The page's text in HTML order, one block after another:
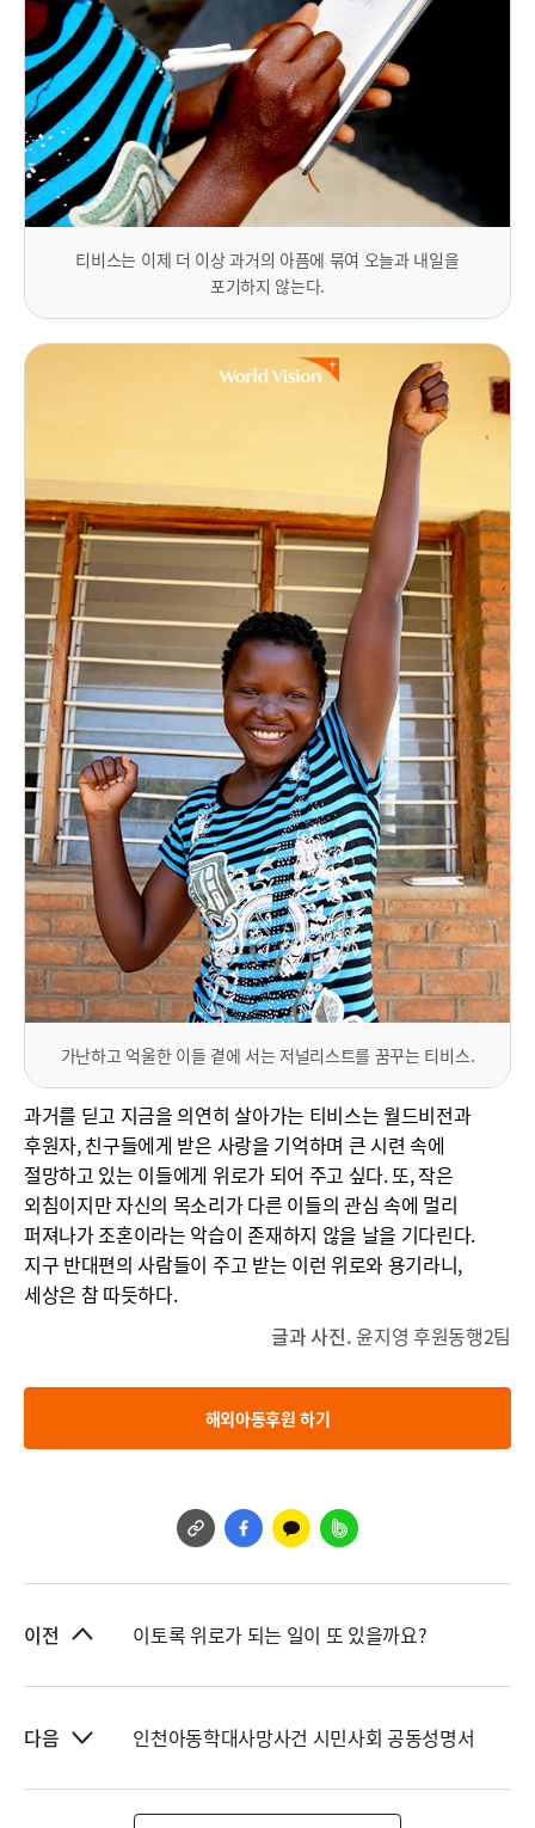
티비스는 이제 더 이상 과거의 아픔에 묶여 오늘과 내일을
포기하지 않는다.
가난하고 억울한 이들 곁에 서는 저널리스트를 꿈꾸는 티비스.
과거를 딛고 지금을 의연히 살아가는 티비스는 월드비전과
후원자, 친구들에게 받은 사랑을 기억하며 큰 시련 속에
절망하고 있는 이들에게 위로가 되어 주고 싶다. 또, 작은
외침이지만 자신의 목소리가 다른 이들의 관심 속에 멀리
퍼져나가 조혼이라는 악습이 존재하지 않을 날을 기다린다.
지구 반대편의 사람들이 주고 받는 이런 위로와 용기라니,
세상은 참 따듯하다.
글과 사진.윤지영 후원동행2팀
해외아동후원 하기
이전 이토록 위로가 되는 일이 또 있을까요?
다음 인천아동학대사망사건 시민사회 공동성명서